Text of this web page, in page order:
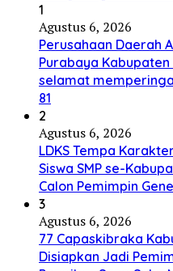
1
Agustus 6, 2026
Perusahaan Daerah
Purabaya
selamat
81
2
Agustus 6, 2026
LDKS Tempa
Siswa SMP se-
Calon Pemimpin
3
Agustus 6, 2026
77 Capaskibraka
Disiapkan Jadi